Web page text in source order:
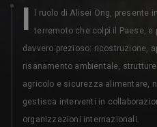
I
l ruolo di Alisei Ong, presente
terremoto che colpì il Paese, e
davvero prezioso: ricostruzione,
risanamento ambientale,
agricolo e sicurezza alimentare,
gestisca interventi in
organizzazioni internazionali.